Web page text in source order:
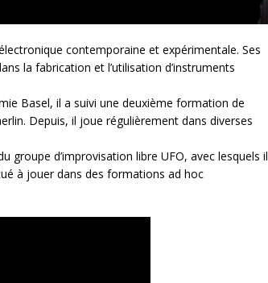
contemporaine et expérimentale. Ses
la fabrication et l’utilisation d’instruments
Basel, il a suivi une deuxième formation de
Depuis, il joue régulièrement dans diverses
groupe d’improvisation libre UFO, avec lesquels il
à jouer dans des formations ad hoc